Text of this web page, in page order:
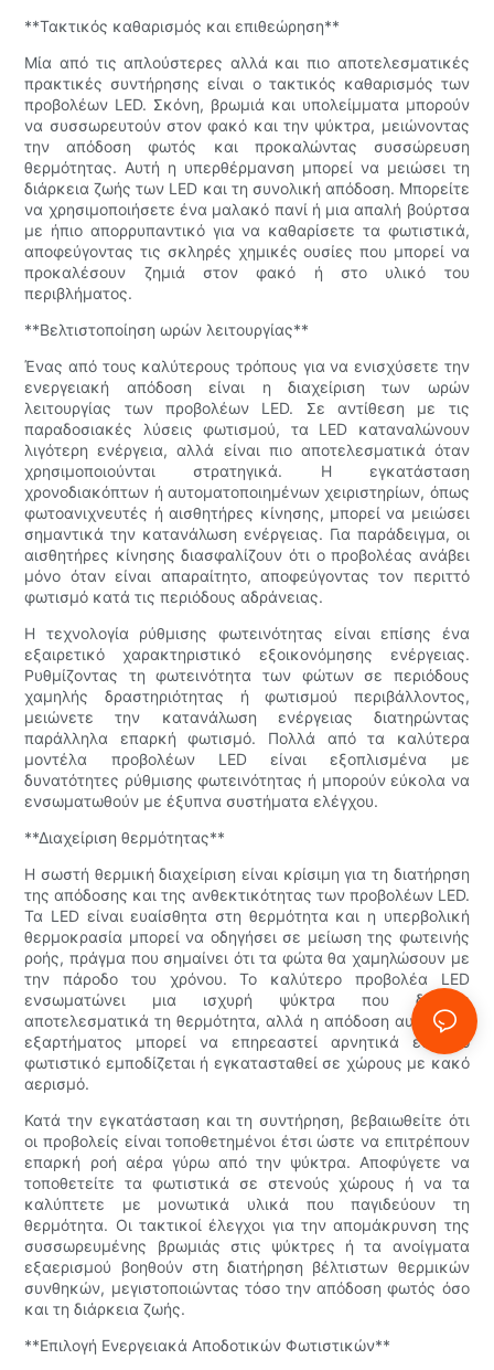
**Τακτικός καθαρισμός και επιθεώρηση**
Μία από τις απλούστερες αλλά και πιο αποτελεσματικές
πρακτικές συντήρησης είναι ο τακτικός καθαρισμός των
προβολέων LED. Σκόνη, βρωμιά και υπολείμματα μπορούν
να συσσωρευτούν στον φακό και την ψύκτρα, μειώνοντας
την απόδοση φωτός και προκαλώντας συσσώρευση
θερμότητας. Αυτή η υπερθέρμανση μπορεί να μειώσει τη
διάρκεια ζωής των LED και τη συνολική απόδοση. Μπορείτε
να χρησιμοποιήσετε ένα μαλακό πανί ή μια απαλή βούρτσα
με ήπιο απορρυπαντικό για να καθαρίσετε τα φωτιστικά,
αποφεύγοντας τις σκληρές χημικές ουσίες που μπορεί να
προκαλέσουν ζημιά στον φακό ή στο υλικό του
περιβλήματος.
**Βελτιστοποίηση ωρών λειτουργίας**
Ένας από τους καλύτερους τρόπους για να ενισχύσετε την
ενεργειακή απόδοση είναι η διαχείριση των ωρών
λειτουργίας των προβολέων LED. Σε αντίθεση με τις
παραδοσιακές λύσεις φωτισμού, τα LED καταναλώνουν
λιγότερη ενέργεια, αλλά είναι πιο αποτελεσματικά όταν
χρησιμοποιούνται στρατηγικά. Η εγκατάσταση
χρονοδιακόπτων ή αυτοματοποιημένων χειριστηρίων, όπως
φωτοανιχνευτές ή αισθητήρες κίνησης, μπορεί να μειώσει
σημαντικά την κατανάλωση ενέργειας. Για παράδειγμα, οι
αισθητήρες κίνησης διασφαλίζουν ότι ο προβολέας ανάβει
μόνο όταν είναι απαραίτητο, αποφεύγοντας τον περιττό
φωτισμό κατά τις περιόδους αδράνειας.
Η τεχνολογία ρύθμισης φωτεινότητας είναι επίσης ένα
εξαιρετικό χαρακτηριστικό εξοικονόμησης ενέργειας.
Ρυθμίζοντας τη φωτεινότητα των φώτων σε περιόδους
χαμηλής δραστηριότητας ή φωτισμού περιβάλλοντος,
μειώνετε την κατανάλωση ενέργειας διατηρώντας
παράλληλα επαρκή φωτισμό. Πολλά από τα καλύτερα
μοντέλα προβολέων LED είναι εξοπλισμένα με
δυνατότητες ρύθμισης φωτεινότητας ή μπορούν εύκολα να
ενσωματωθούν με έξυπνα συστήματα ελέγχου.
**Διαχείριση θερμότητας**
Η σωστή θερμική διαχείριση είναι κρίσιμη για τη διατήρηση
της απόδοσης και της ανθεκτικότητας των προβολέων LED.
Τα LED είναι ευαίσθητα στη θερμότητα και η υπερβολική
θερμοκρασία μπορεί να οδηγήσει σε μείωση της φωτεινής
ροής, πράγμα που σημαίνει ότι τα φώτα θα χαμηλώσουν με
την πάροδο του χρόνου. Το καλύτερο προβολέα LED
ενσωματώνει μια ισχυρή ψύκτρα που διαχέει
αποτελεσματικά τη θερμότητα, αλλά η απόδοση αυτού του
εξαρτήματος μπορεί να επηρεαστεί αρνητικά εάν το
φωτιστικό εμποδίζεται ή εγκατασταθεί σε χώρους με κακό
αερισμό.
Κατά την εγκατάσταση και τη συντήρηση, βεβαιωθείτε ότι
οι προβολείς είναι τοποθετημένοι έτσι ώστε να επιτρέπουν
επαρκή ροή αέρα γύρω από την ψύκτρα. Αποφύγετε να
τοποθετείτε τα φωτιστικά σε στενούς χώρους ή να τα
καλύπτετε με μονωτικά υλικά που παγιδεύουν τη
θερμότητα. Οι τακτικοί έλεγχοι για την απομάκρυνση της
συσσωρευμένης βρωμιάς στις ψύκτρες ή τα ανοίγματα
εξαερισμού βοηθούν στη διατήρηση βέλτιστων θερμικών
συνθηκών, μεγιστοποιώντας τόσο την απόδοση φωτός όσο
και τη διάρκεια ζωής.
**Επιλογή Ενεργειακά Αποδοτικών Φωτιστικών**